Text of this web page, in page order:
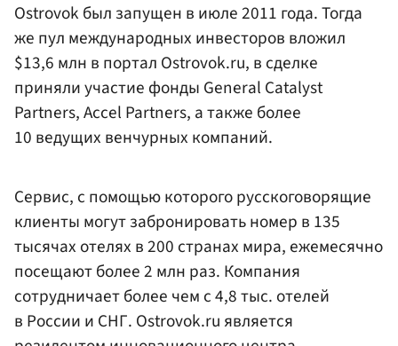
Ostrovok был запущен в июле 2011 года. Тогда
же пул международных инвесторов вложил
$13,6 млн в портал Ostrovok.ru, в сделке
приняли участие фонды General Catalyst
Partners, Accel Partners, а также более
10 ведущих венчурных компаний.
Сервис, с помощью которого русскоговорящие
клиенты могут забронировать номер в 135
тысячах отелях в 200 странах мира, ежемесячно
посещают более 2 млн раз. Компания
сотрудничает более чем с 4,8 тыс. отелей
в России и СНГ. Ostrovok.ru является